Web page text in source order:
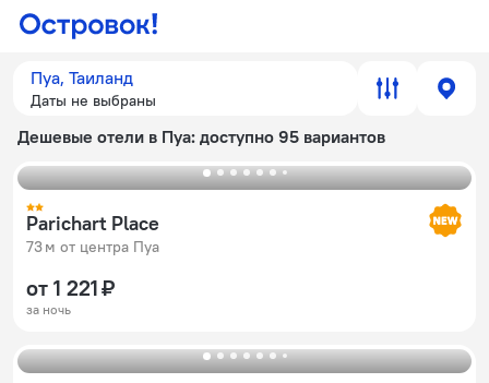
Пуа, Таиланд
Даты не выбраны
Дешевые отели в Пуа: доступно 95 вариантов
Parichart Place
73 м от центра Пуа
от 1 221 ₽
за ночь